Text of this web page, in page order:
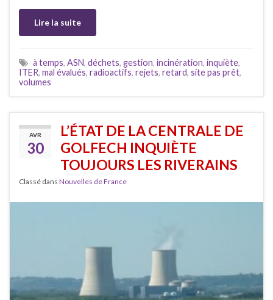
Lire la suite
à temps, ASN, déchets, gestion, incinération, inquiète,
ITER, mal évalués, radioactifs, rejets, retard, site pas prêt,
volumes
AVR
30
L’ÉTAT DE LA CENTRALE DE
GOLFECH INQUIÈTE
TOUJOURS LES RIVERAINS
Classé dans Nouvelles de France